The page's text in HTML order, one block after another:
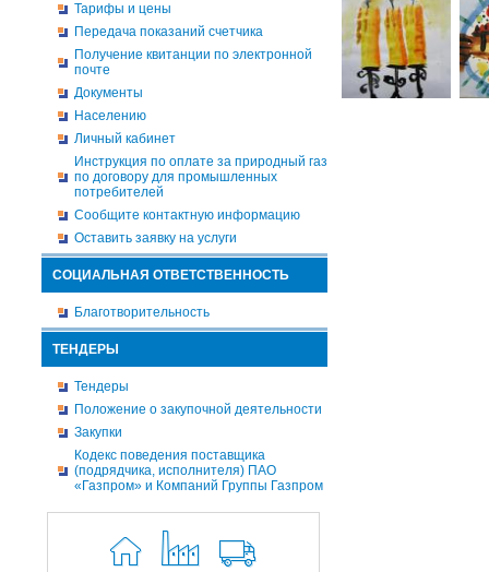
Тарифы и цены
Передача показаний счетчика
Получение квитанции по электронной
почте
Документы
Населению
Личный кабинет
Инструкция по оплате за природный газ
по договору для промышленных
потребителей
Сообщите контактную информацию
Оставить заявку на услуги
СОЦИАЛЬНАЯ ОТВЕТСТВЕННОСТЬ
Благотворительность
ТЕНДЕРЫ
Тендеры
Положение о закупочной деятельности
Закупки
Кодекс поведения поставщика
(подрядчика, исполнителя) ПАО
«Газпром» и Компаний Группы Газпром